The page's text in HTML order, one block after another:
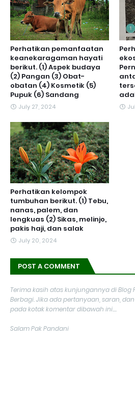
Perhatikan pemanfaatan
keanekaragaman hayati
berikut. (1) Aspek budaya
(2) Pangan (3) Obat-
obatan (4) Kosmetik (5)
Pupuk (6) Sandang
July 27, 2024
Perhatikan kelompok
tumbuhan berikut. (1) Tebu,
nanas, palem, dan
lengkuas (2) Sikas, melinjo,
pakis haji, dan salak
July 20, 2024
POST A COMMENT
Terima kasih atas kunjungannya di Blog
Berbagi. Jika ada pertanyaan, saran,
pada kotak komentar dibawah ini....
Salam Pak Pandani